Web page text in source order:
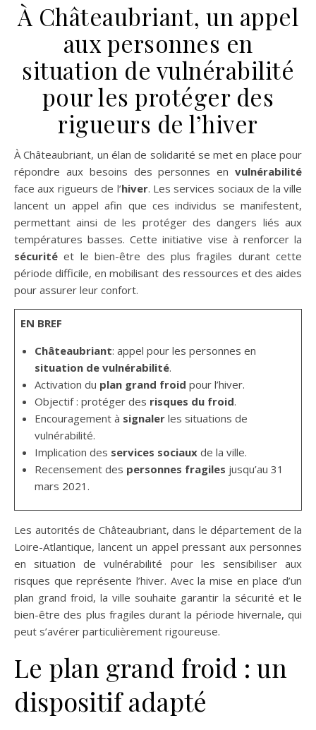
À Châteaubriant, un appel
aux personnes en
situation de vulnérabilité
pour les protéger des
rigueurs de l’hiver
À Châteaubriant, un élan de solidarité se met en place pour
répondre aux besoins des personnes en vulnérabilité
face aux rigueurs de l’hiver. Les services sociaux de la ville
lancent un appel afin que ces individus se manifestent,
permettant ainsi de les protéger des dangers liés aux
températures basses. Cette initiative vise à renforcer la
sécurité et le bien-être des plus fragiles durant cette
période difficile, en mobilisant des ressources et des aides
pour assurer leur confort.
EN BREF
Châteaubriant: appel pour les personnes en
situation de vulnérabilité.
Activation du plan grand froid pour l’hiver.
Objectif : protéger des risques du froid.
Encouragement à signalerles situations de
vulnérabilité.
Implication des services sociauxde la ville.
Recensement des personnes fragiles jusqu’au 31
mars 2021.
Les autorités de Châteaubriant, dans le département de la
Loire-Atlantique, lancent un appel pressant aux personnes
en situation de vulnérabilité pour les sensibiliser aux
risques que représente l’hiver. Avec la mise en place d’un
plan grand froid, la ville souhaite garantir la sécurité et le
bien-être des plus fragiles durant la période hivernale, qui
peut s’avérer particulièrement rigoureuse.
Le plan grand froid : un
dispositif adapté